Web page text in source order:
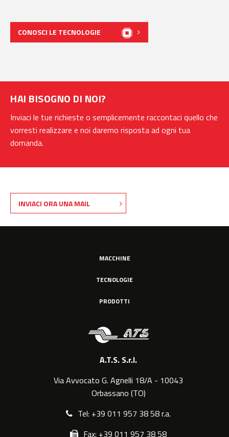
CONOSCI LE TECNOLOGIE
HAI BISOGNO DI NOI?
Inviaci le tue richieste o semplicemente raccontaci quello che
vorresti realizzare e noi daremo risposta ad ogni tua
domanda.
INVIACI ORA UNA MAIL
MACCHINE
TECNOLOGIE
PRODOTTI
A.T.S. S.r.l.
Via Avvocato G. Agnelli 18/A - 10043
Orbassano (TO)
Tel: +39 011 957 38 58 r.a.
Fax: +39 011 957 38 58